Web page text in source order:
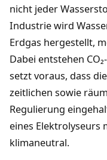
nicht jeder
Industrie wird
Erdgas hergestellt,
Dabei entstehen
setzt voraus, dass
zeitlichen sowie
Regulierung
eines Elektrolyseurs
klimaneutral.